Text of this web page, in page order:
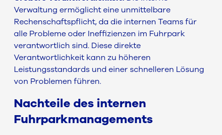
Verwaltung ermöglicht eine unmittelbare
Rechenschaftspflicht, da die internen Teams für
alle Probleme oder Ineffizienzen im Fuhrpark
verantwortlich sind. Diese direkte
Verantwortlichkeit kann zu höheren
Leistungsstandards und einer schnelleren Lösung
von Problemen führen.
Nachteile des internen
Fuhrparkmanagements